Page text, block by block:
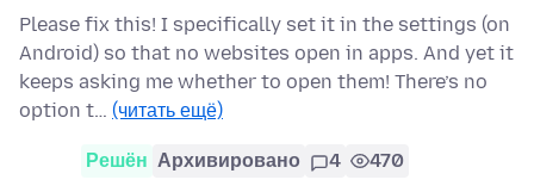
Please fix this! I specifically set it in the settings (on
Android) so that no websites open in apps. And yet it
keeps asking me whether to open them! There’s no
option t… (читать ещё)
Решён Архивировано 4 470